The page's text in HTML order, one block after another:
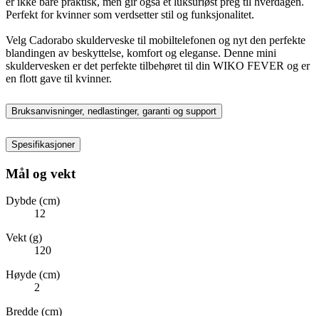
Perfekt for kvinner som verdsetter stil og funksjonalitet.
Velg Cadorabo skulderveske til mobiltelefonen og nyt den perfekte
blandingen av beskyttelse, komfort og eleganse. Denne mini
skuldervesken er det perfekte tilbehøret til din WIKO FEVER og er
en flott gave til kvinner.
Bruksanvisninger, nedlastinger, garanti og support
Spesifikasjoner
Mål og vekt
Dybde (cm)
12
Vekt (g)
120
Høyde (cm)
2
Bredde (cm)